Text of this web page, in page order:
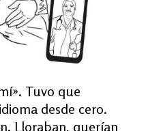
Tuvo que
desde cero.
Lloraban, querían